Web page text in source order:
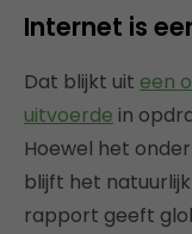
Internet is
Dat blijkt uit een
uitvoerde in
Hoewel het
blijft het
rapport geeft